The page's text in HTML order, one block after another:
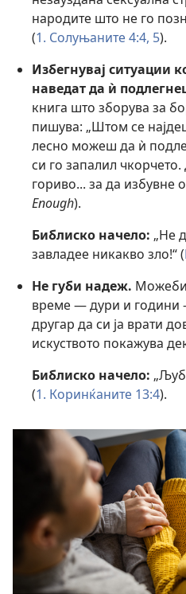
народите што не го
(1. Солуњаните 4:4, 5).
Избегнувај ситуации
наведат да ѝ
книга што зборува за
пишува: „Штом се
лесно можеш да ѝ
си го запалил
гориво... за да избувне
Enough).
Библиско начело: „Не
завладее никакво зло!“ (
Не губи надеж. Можеби
време — дури и години
другар да си ја врати
искуството покажува
Библиско начело:
(1. Коринќаните 13:4).